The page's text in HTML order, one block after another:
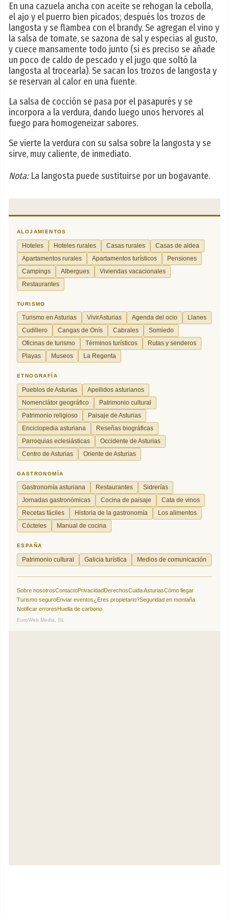
En una cazuela ancha con aceite se rehogan la cebolla,
el ajo y el puerro bien picados; después los trozos de
langosta y se flambea con el brandy. Se agregan el vino y
la salsa de tomate, se sazona de sal y especias al gusto,
y cuece mansamente todo junto (si es preciso se añade
un poco de caldo de pescado y el jugo que soltó la
langosta al trocearla). Se sacan los trozos de langosta y
se reservan al calor en una fuente.
La salsa de cocción se pasa por el pasapurés y se
incorpora a la verdura, dando luego unos hervores al
fuego para homogeneizar sabores.
Se vierte la verdura con su salsa sobre la langosta y se
sirve, muy caliente, de inmediato.
Nota:La langosta puede sustituirse por un bogavante.